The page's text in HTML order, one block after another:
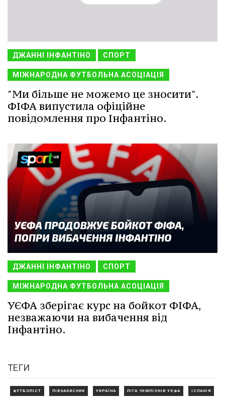
ДЖАННІ ІНФАНТІНО СПОРТ
МІЖНАРОДНА ФУТБОЛЬНА АСОЦІАЦІЯ
"Ми більше не можемо це зносити".
ФІФА випустила офіційне
повідомлення про Інфантіно.
ДЖАННІ ІНФАНТІНО СПОРТ
МІЖНАРОДНА ФУТБОЛЬНА АСОЦІАЦІЯ
УЄФА зберігає курс на бойкот ФІФА,
незважаючи на вибачення від
Інфантіно.
ТЕГИ
ФУТБОЛІСТ ПІВЗАХИСНИК УКРАЇНА ЛІГА ЧЕМПІОНІВ УЄФА ІСПАНІЯ